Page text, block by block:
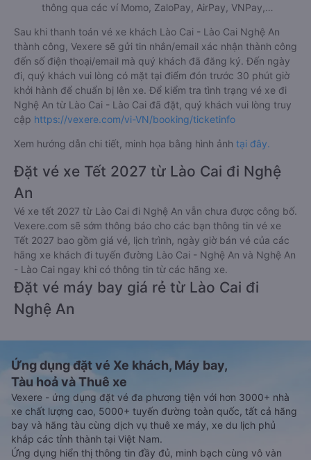
thông qua các ví Momo, ZaloPay, AirPay, VNPay,…
Sau khi thanh toán vé xe khách Lào Cai - Lào Cai Nghệ An
thành công, Vexere sẽ gửi tin nhắn/email xác nhận thành công
đến số điện thoại/email mà quý khách đã đăng ký. Đến ngày
đi, quý khách vui lòng có mặt tại điểm đón trước 30 phút giờ
khởi hành để chuẩn bị lên xe. Để kiểm tra tình trạng vé xe đi
Nghệ An từ Lào Cai - Lào Cai đã đặt, quý khách vui lòng truy
cập https://vexere.com/vi-VN/booking/ticketinfo
Xem hướng dẫn chi tiết, minh họa bằng hình ảnh tại đây.
Đặt vé xe Tết 2027 từ Lào Cai đi Nghệ
An
Vé xe tết 2027 từ Lào Cai đi Nghệ An vẫn chưa được công bố.
Vexere.com sẽ sớm thông báo cho các bạn thông tin vé xe
Tết 2027 bao gồm giá vé, lịch trình, ngày giờ bán vé của các
hãng xe khách đi tuyến đường Lào Cai - Nghệ An và Nghệ An
- Lào Cai ngay khi có thông tin từ các hãng xe.
Đặt vé máy bay giá rẻ từ Lào Cai đi
Nghệ An
Ứng dụng đặt vé Xe khách, Máy bay,
Tàu hoả và Thuê xe
Vexere - ứng dụng đặt vé đa phương tiện với hơn 3000+ nhà
xe chất lượng cao, 5000+ tuyến đường toàn quốc, tất cả hãng
bay và hãng tàu cùng dịch vụ thuê xe máy, xe du lịch phủ
khắp các tỉnh thành tại Việt Nam.
Ứng dụng hiển thị thông tin đầy đủ, minh bạch cùng vô vàn